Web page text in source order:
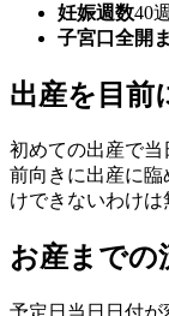
妊娠週数40
子宮口全開
出産を目前
初めての出産で
前向きに出産に
けできないわけは
お産までの
予定日当日日付が